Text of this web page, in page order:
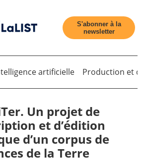
S'abonner à la
newsletter
artificielle Production et
Un projet de
et d’édition
d’un corpus de
de la Terre